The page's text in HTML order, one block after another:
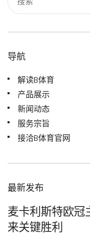
导航
解读B体育
产品展示
新闻动态
服务宗旨
接洽B体育官网
最新发布
麦卡利斯特欧冠
来关键胜利